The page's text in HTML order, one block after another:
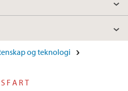
og teknologi